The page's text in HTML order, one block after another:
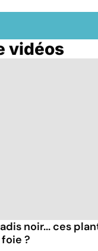
vidéos
noir... ces
?